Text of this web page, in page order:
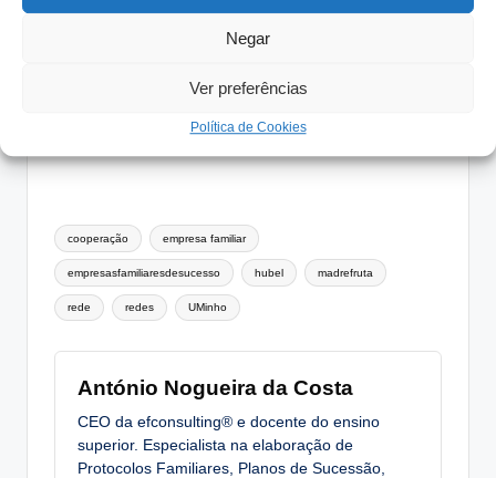
Negar
Ver preferências
Política de Cookies
cooperação?
A empresa teria vantagens em integrar uma rede
Trabalhar em rede trará vantagens comparativas e
permitirá ganharmos todos?
Tags:
cooperação empresa familiar
empresasfamiliaresdesucesso hubel madrefruta
rede redes UMinho
António Nogueira da Costa
CEO da efconsulting® e docente do ensino
superior. Especialista na elaboração de
Protocolos Familiares, Planos de Sucessão,